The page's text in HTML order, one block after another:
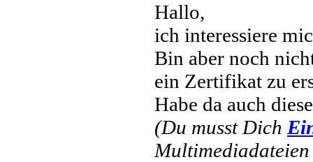
Hallo,
ich interessiere
Bin aber noch
ein Zertifikat zu
Habe da auch
(Du musst Dich